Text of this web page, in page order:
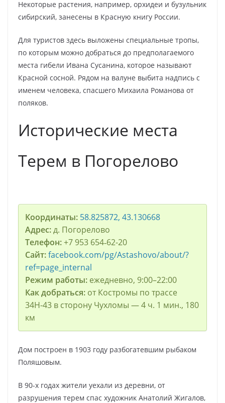
Некоторые растения, например, орхидеи и бузульник
сибирский, занесены в Красную книгу России.
Для туристов здесь выложены специальные тропы,
по которым можно добраться до предполагаемого
места гибели Ивана Сусанина, которое называют
Красной сосной. Рядом на валуне выбита надпись с
именем человека, спасшего Михаила Романова от
поляков.
Исторические места
Терем в Погорелово
Координаты: 58.825872, 43.130668
Адрес:д. Погорелово
Телефон:+7 953 654‑62-20
Сайт:facebook.com/pg/Astashovo/about/?
ref=page_internal
Режим работы:ежедневно, 9:00–22:00
Как добраться:от Костромы по трассе
34Н-43 в сторону Чухломы — 4 ч. 1 мин., 180
км
Дом построен в 1903 году разбогатевшим рыбаком
Поляшовым.
В 90-х годах жители уехали из деревни, от
разрушения терем спас художник Анатолий Жигалов,